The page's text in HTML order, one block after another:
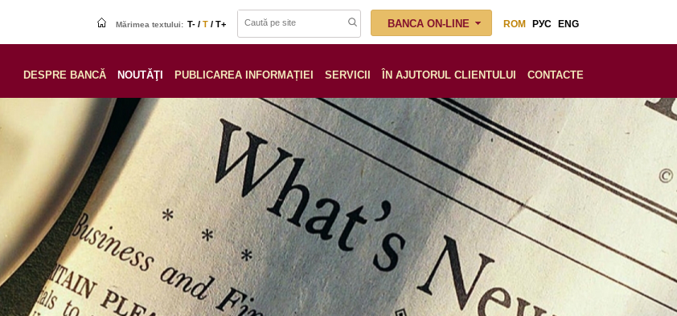
Mărimea textului: T- / T / T+ BANCA ON-LINE ROM РУС ENG
DESPRE BANCĂ NOUTĂŢI PUBLICAREA INFORMAȚIEI SERVICII ÎN AJUTORUL CLIENTULUI СONTACTE